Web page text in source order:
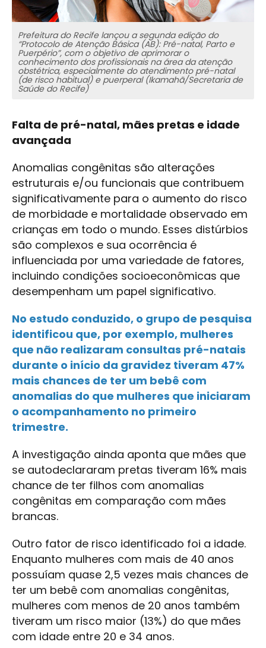
Prefeitura do Recife lançou a segunda edição do
“Protocolo de Atenção Básica (AB): Pré-natal, Parto e
Puerpério”, com o objetivo de aprimorar o
conhecimento dos profissionais na área da atenção
obstétrica, especialmente do atendimento pré-natal
(de risco habitual) e puerperal (Ikamahã/Secretaria de
Saúde do Recife)
Falta de pré-natal, mães pretas e idade
avançada
Anomalias congênitas são alterações
estruturais e/ou funcionais que contribuem
significativamente para o aumento do risco
de morbidade e mortalidade observado em
crianças em todo o mundo. Esses distúrbios
são complexos e sua ocorrência é
influenciada por uma variedade de fatores,
incluindo condições socioeconômicas que
desempenham um papel significativo.
No estudo conduzido, o grupo de pesquisa
identificou que, por exemplo, mulheres
que não realizaram consultas pré-natais
durante o início da gravidez tiveram 47%
mais chances de ter um bebê com
anomalias do que mulheres que iniciaram
o acompanhamento no primeiro
trimestre.
A investigação ainda aponta que mães que
se autodeclararam pretas tiveram 16% mais
chance de ter filhos com anomalias
congênitas em comparação com mães
brancas.
Outro fator de risco identificado foi a idade.
Enquanto mulheres com mais de 40 anos
possuíam quase 2,5 vezes mais chances de
ter um bebê com anomalias congênitas,
mulheres com menos de 20 anos também
tiveram um risco maior (13%) do que mães
com idade entre 20 e 34 anos.